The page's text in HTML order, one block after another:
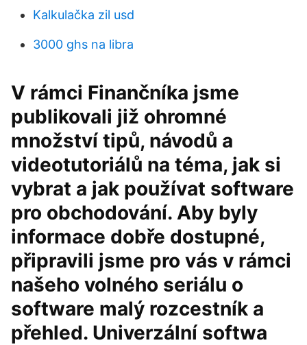
Kalkulačka zil usd
3000 ghs na libra
V rámci Finančníka jsme
publikovali již ohromné
množství tipů, návodů a
videotutoriálů na téma, jak si
vybrat a jak používat software
pro obchodování. Aby byly
informace dobře dostupné,
připravili jsme pro vás v rámci
našeho volného seriálu o
software malý rozcestník a
přehled. Univerzální softwa